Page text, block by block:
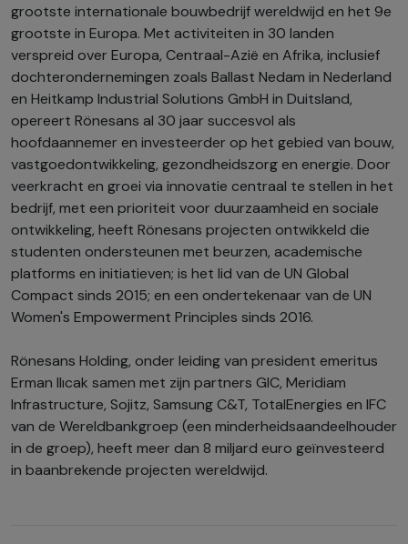
grootste internationale bouwbedrijf wereldwijd en het 9e
grootste in Europa. Met activiteiten in 30 landen
verspreid over Europa, Centraal-Azië en Afrika, inclusief
dochterondernemingen zoals Ballast Nedam in Nederland
en Heitkamp Industrial Solutions GmbH in Duitsland,
opereert Rönesans al 30 jaar succesvol als
hoofdaannemer en investeerder op het gebied van bouw,
vastgoedontwikkeling, gezondheidszorg en energie. Door
veerkracht en groei via innovatie centraal te stellen in het
bedrijf, met een prioriteit voor duurzaamheid en sociale
ontwikkeling, heeft Rönesans projecten ontwikkeld die
studenten ondersteunen met beurzen, academische
platforms en initiatieven; is het lid van de UN Global
Compact sinds 2015; en een ondertekenaar van de UN
Women's Empowerment Principles sinds 2016.
Rönesans Holding, onder leiding van president emeritus
Erman Ilıcak samen met zijn partners GIC, Meridiam
Infrastructure, Sojitz, Samsung C&T, TotalEnergies en IFC
van de Wereldbankgroep (een minderheidsaandeelhouder
in de groep), heeft meer dan 8 miljard euro geïnvesteerd
in baanbrekende projecten wereldwijd.